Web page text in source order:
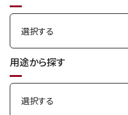
用途から探す